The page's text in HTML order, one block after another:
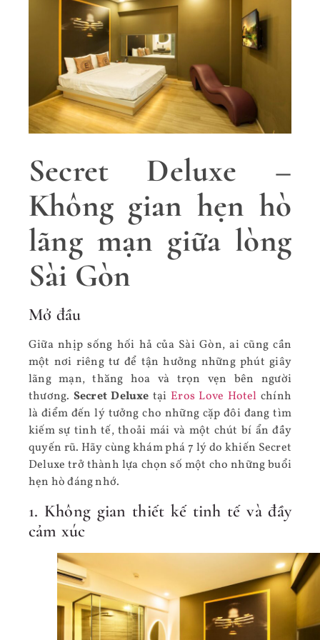
Secret Deluxe –
Không gian hẹn hò
lãng mạn giữa lòng
Sài Gòn
Mở đầu
Giữa nhịp sống hối hả của Sài Gòn, ai cũng cần
một nơi riêng tư để tận hưởng những phút giây
lãng mạn, thăng hoa và trọn vẹn bên người
thương. Secret Deluxe tại Eros Love Hotel chính
là điểm đến lý tưởng cho những cặp đôi đang tìm
kiếm sự tinh tế, thoải mái và một chút bí ẩn đầy
quyến rũ. Hãy cùng khám phá 7 lý do khiến Secret
Deluxe trở thành lựa chọn số một cho những buổi
hẹn hò đáng nhớ.
1. Không gian thiết kế tinh tế và đầy
cảm xúc